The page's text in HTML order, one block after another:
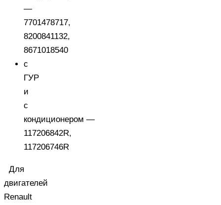
—
7701478717,
8200841132,
8671018540
с
ГУР
и
с
кондиционером —
117206842R,
117206746R
Для
двигателей
Renault